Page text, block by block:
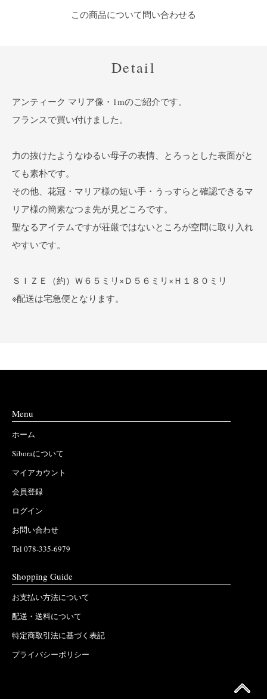
この商品について問い合わせる
Detail
アンティーク マリア像・1mのご紹介です。
フランスで買い付けました。
力の抜けたようなゆるい母子の表情、とろっとした表面がと
ても素朴です。
その他、花冠・マリア様の短い手・うっすらと確認できるマ
リア様の簡素なつま先が見どころです。
聖なるアイテムですが荘厳ではないところが空間に取り入れ
やすいです。
ＳＩＺＥ（約）Ｗ６５ミリ×Ｄ５６ミリ×Ｈ１８０ミリ
※配送は宅急便となります。
Menu
ホーム
Siboraについて
マイアカウント
会員登録
ログイン
お問い合わせ
Tel 078-335-6979
Shopping Guide
お支払い方法について
配送・送料について
特定商取引法に基づく表記
プライバシーポリシー